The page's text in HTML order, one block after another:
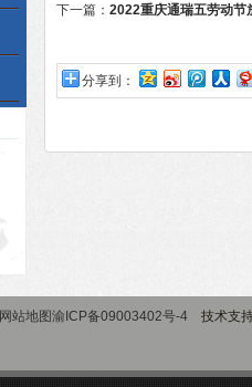
下一篇： 2022重庆通瑞五劳动节
分享到：
网站地图渝ICP备09003402号-4 技术支